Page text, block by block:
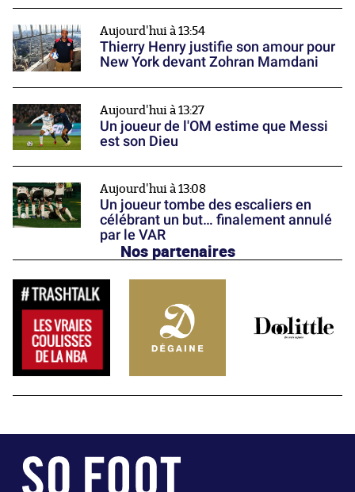
Aujourd'hui à 13:54
Thierry Henry justifie son amour pour
New York devant Zohran Mamdani
Aujourd'hui à 13:27
Un joueur de l'OM estime que Messi
est son Dieu
Aujourd'hui à 13:08
Un joueur tombe des escaliers en
célébrant un but… finalement annulé
par le VAR
Nos partenaires